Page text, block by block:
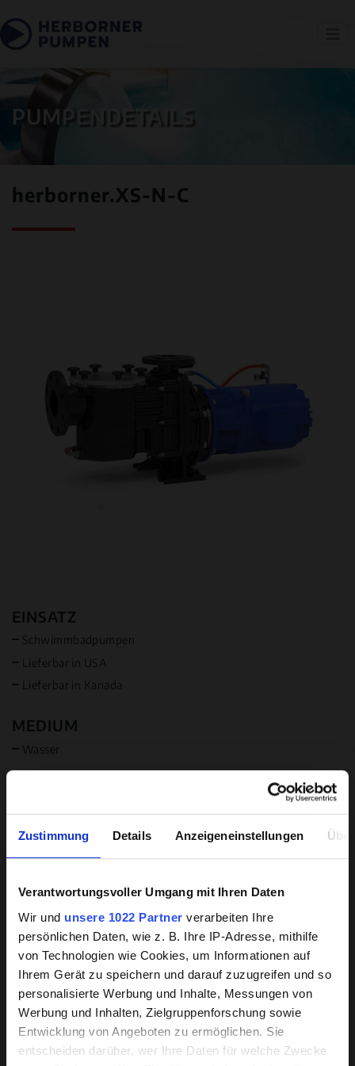
Zustimmung Details Anzeigeneinstellungen
Verantwortungsvoller Umgang mit Ihren Daten
Wir und unsere 1022 Partner verarbeiten Ihre
persönlichen Daten, wie z. B. Ihre IP-Adresse, mithilfe
von Technologien wie Cookies, um Informationen auf
Ihrem Gerät zu speichern und darauf zuzugreifen und so
personalisierte Werbung und Inhalte, Messungen von
Werbung und Inhalten, Zielgruppenforschung sowie
Entwicklung von Angeboten zu ermöglichen. Sie
entscheiden darüber, wer Ihre Daten für welche Zwecke
Hintergrundwissen zu
beschichteten Pumpen
Unsere HPC-Beschichtung hat sich
branchenweit als die beste auf dem Markt
erwiesen.
Verschleiß, Korrosion und Ablagerungen
PUMPENDETAILS
herborner.XS-N-C
EINSATZ
Schwimmbadpumpen
Lieferbar in USA
Lieferbar in Kanada
MEDIUM
Wasser
NSF-Zulassung
Selbstansaugend
Kompakte Bauform
Ganz besonders leiser Motor
Besonders hoher Wirkungsgrad
LAUFRAD
Radialrad mit Deckscheibe
ANTRIEB
NEMA Motor